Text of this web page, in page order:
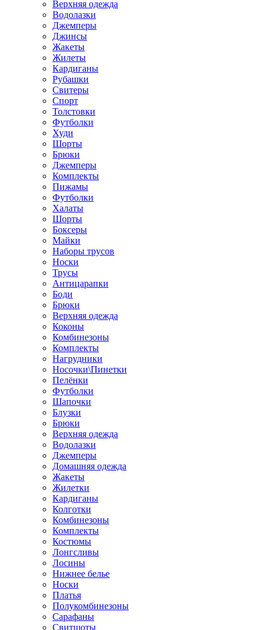
Верхняя одежда
Водолазки
Джемперы
Джинсы
Жакеты
Жилеты
Кардиганы
Рубашки
Свитеры
Спорт
Толстовки
Футболки
Худи
Шорты
Брюки
Джемперы
Комплекты
Пижамы
Футболки
Халаты
Шорты
Боксеры
Майки
Наборы трусов
Носки
Трусы
Антицарапки
Боди
Брюки
Верхняя одежда
Коконы
Комбинезоны
Комплекты
Нагрудники
Носочки\Пинетки
Пелёнки
Футболки
Шапочки
Блузки
Брюки
Верхняя одежда
Водолазки
Джемперы
Домашняя одежда
Жакеты
Жилетки
Кардиганы
Колготки
Комбинезоны
Комплекты
Костюмы
Лонгсливы
Лосины
Нижнее белье
Носки
Платья
Полукомбинезоны
Сарафаны
Свитшоты